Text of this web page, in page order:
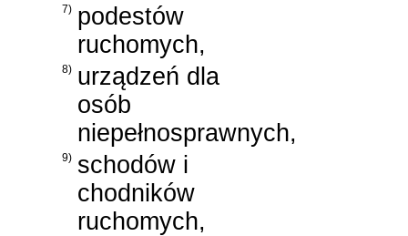
7) podestów
ruchomych,
8) urządzeń dla
osób
niepełnosprawnych,
9) schodów i
chodników
ruchomych,